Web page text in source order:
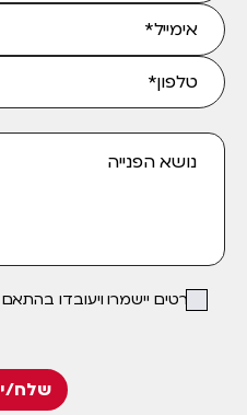
הפרטים יישמרו ויעובדו
שלח/י